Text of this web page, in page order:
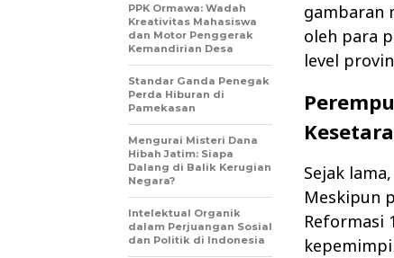
gambaran
oleh para
level
Sejak
Meskipun
Reformasi
PPK Ormawa: Wadah
Kreativitas Mahasiswa
dan Motor Penggerak
Kemandirian Desa
Standar Ganda Penegak
Perda Hiburan di
Pamekasan
Mengurai Misteri Dana
Hibah Jatim: Siapa
Dalang di Balik Kerugian
Negara?
Intelektual Organik
dalam Perjuangan Sosial
dan Politik di Indonesia